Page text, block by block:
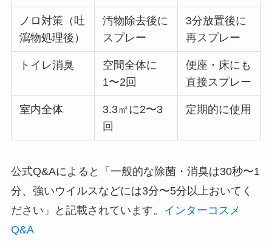
ノロ対策（吐
瀉物処理後）
汚物除去後に
スプレー
3分放置後に
再スプレー
トイレ消臭
空間全体に
1〜2回
便座・床にも
直接スプレー
室内全体
3.3㎡に2〜3
回
定期的に使用
公式Q&Aによると「一般的な除菌・消臭は30秒〜1
分、強いウイルスなどには3分〜5分以上おいてく
ださい」と記載されています。
インターコスメ
Q&A